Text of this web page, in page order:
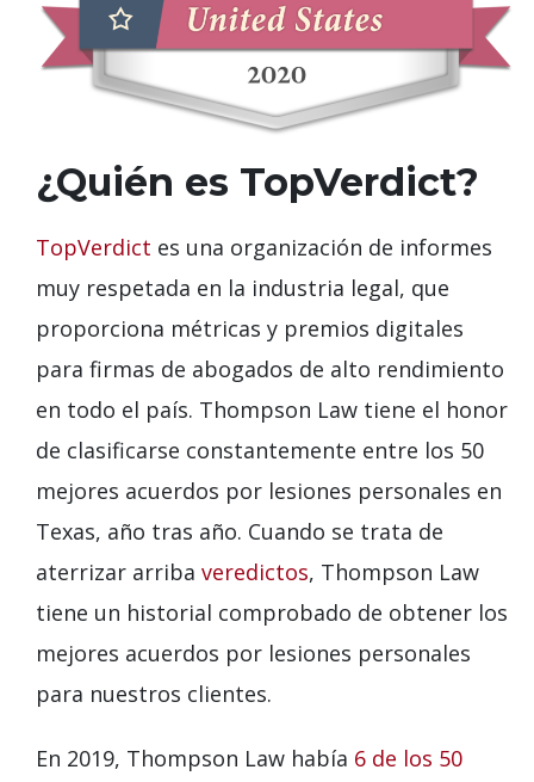
¿Quién es TopVerdict?
TopVerdict es una organización de informes
muy respetada en la industria legal, que
proporciona métricas y premios digitales
para firmas de abogados de alto rendimiento
en todo el país. Thompson Law tiene el honor
de clasificarse constantemente entre los 50
mejores acuerdos por lesiones personales en
Texas, año tras año. Cuando se trata de
aterrizar arriba veredictos, Thompson Law
tiene un historial comprobado de obtener los
mejores acuerdos por lesiones personales
para nuestros clientes.
En 2019, Thompson Law había 6 de los 50